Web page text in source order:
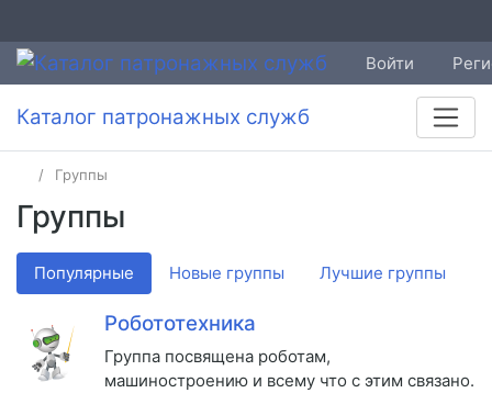
Войти
Каталог патронажных служб
Группы
Группы
Популярные Новые группы Лучшие группы
Робототехника
Группа посвящена роботам,
машиностроению и всему что с этим связано.